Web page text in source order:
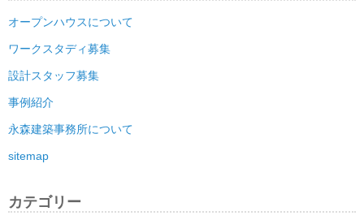
オープンハウスについて
ワークスタディ募集
設計スタッフ募集
事例紹介
永森建築事務所について
sitemap
カテゴリー